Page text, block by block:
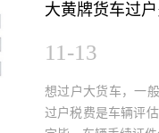
大黄牌货车过
11-13
想过户大货车，一
过户税费是车辆评